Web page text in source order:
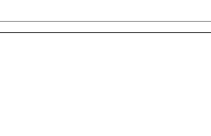
MAG
Telwin